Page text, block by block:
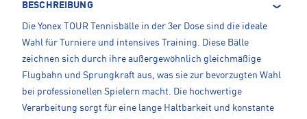
BESCHREIBUNG
Die Yonex TOUR Tennisbälle in der 3er Dose sind die ideale
Wahl für Turniere und intensives Training. Diese Bälle
zeichnen sich durch ihre außergewöhnlich gleichmäßige
Flugbahn und Sprungkraft aus, was sie zur bevorzugten Wahl
bei professionellen Spielern macht. Die hochwertige
Verarbeitung sorgt für eine lange Haltbarkeit und konstante